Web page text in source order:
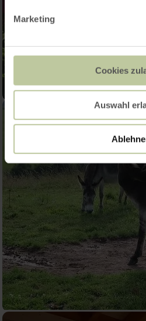
Marketing
Cookies
Auswahl